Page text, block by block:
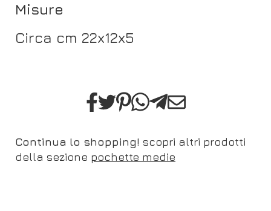
Misure
Circa cm 22x12x5
Continua lo shopping! scopri altri prodotti
della sezione pochette medie